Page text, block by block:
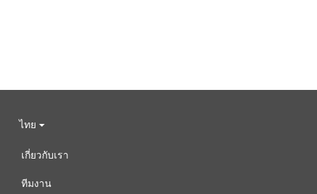
ไทย
เกี่ยวกับเรา
ทีมงาน